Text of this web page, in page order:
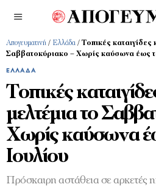
Απογευματινή / Ελλάδα / Τοπικές καταιγίδες
Σαββατοκύριακο – Χωρίς καύσωνα έως
ΕΛΛΆΔΑ
Τοπικές
μελτέμια το
Χωρίς καύσωνα
Ιουλίου
Πρόσκαιρη αστάθεια σε αρκετές